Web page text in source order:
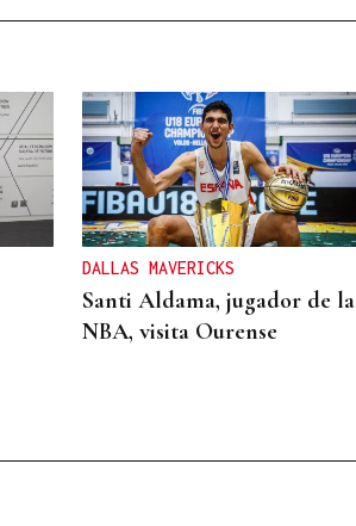
DALLAS MAVERICKS
Santi Aldama, jugador de la
NBA, visita Ourense